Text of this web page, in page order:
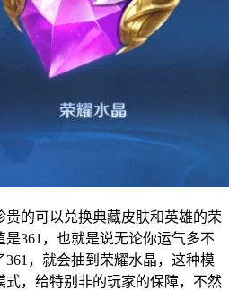
贵的可以兑换典藏皮肤和英雄的荣
361，也就是说无论你运气多不
，就会抽到荣耀水晶，这种模
，给特别非的玩家的保障，不然